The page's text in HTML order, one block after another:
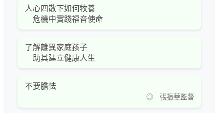
人心四散下如何牧養
危機中實踐福音使命
了解離異家庭孩子
助其建立健康人生
不要膽怯
◎ 張振華監督